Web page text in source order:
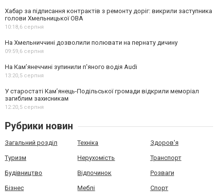
Хабар за підписання контрактів з ремонту доріг: викрили заступника
голови Хмельницької ОВА
10:18,6 серпня
На Хмельниччині дозволили полювати на пернату дичину
09:59,6 серпня
На Камʼянеччині зупинили п'яного водія Audi
13:20,5 серпня
У старостаті Кам’янець-Подільської громади відкрили меморіал
загиблим захисникам
12:20,5 серпня
Рубрики новин
Загальний розділ Техніка Здоров'я
Туризм Нерухомість Транспорт
Будівництво Відпочинок Розваги
Бізнес Меблі Спорт